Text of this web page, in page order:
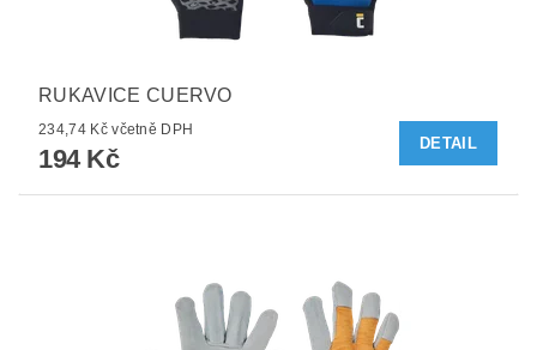
RUKAVICE CUERVO
234,74 Kč včetně DPH
194 Kč
DETAIL